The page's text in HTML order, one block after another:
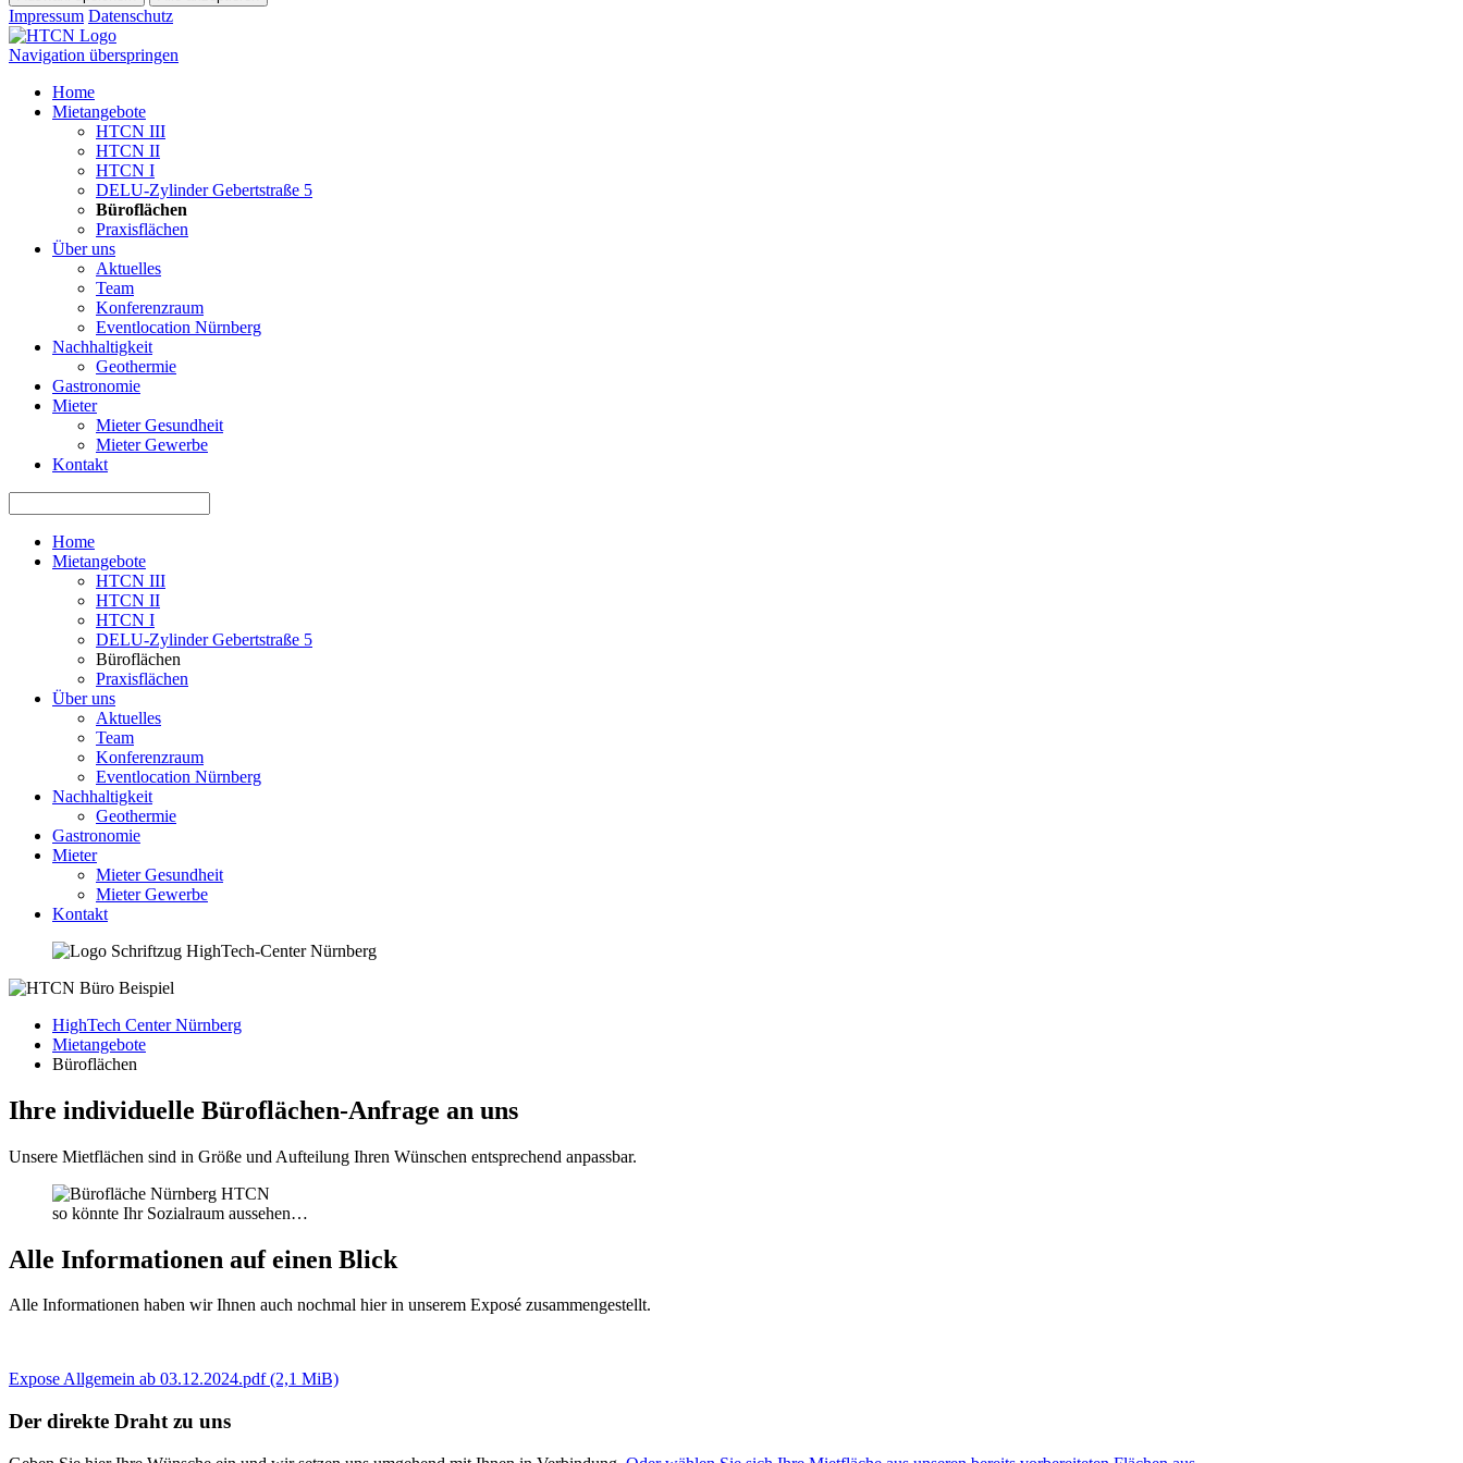
Impressum Datenschutz
Navigation überspringen
Home
Mietangebote
HTCN III
HTCN II
HTCN I
DELU-Zylinder Gebertstraße 5
Büroflächen
Praxisflächen
Über uns
Aktuelles
Team
Konferenzraum
Eventlocation Nürnberg
Nachhaltigkeit
Geothermie
Gastronomie
Mieter
Mieter Gesundheit
Mieter Gewerbe
Kontakt
Home
Mietangebote
HTCN III
HTCN II
HTCN I
DELU-Zylinder Gebertstraße 5
Büroflächen
Praxisflächen
Über uns
Aktuelles
Team
Konferenzraum
Eventlocation Nürnberg
Nachhaltigkeit
Geothermie
Gastronomie
Mieter
Mieter Gesundheit
Mieter Gewerbe
Kontakt
HighTech Center Nürnberg
Mietangebote
Büroflächen
Ihre individuelle Büroflächen-Anfrage an uns
Unsere Mietflächen sind in Größe und Aufteilung Ihren Wünschen entsprechend anpassbar.
so könnte Ihr Sozialraum aussehen…
Alle Informationen auf einen Blick
Alle Informationen haben wir Ihnen auch nochmal hier in unserem Exposé zusammengestellt.
Expose Allgemein ab 03.12.2024.pdf(2,1 MiB)
Der direkte Draht zu uns